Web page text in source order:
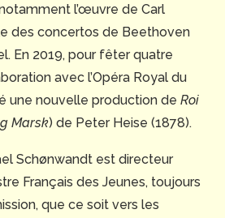
l’œuvre de Carl
des concertos de Beethoven
En 2019, pour fêter quatre
avec l’Opéra Royal du
une nouvelle production de Roi
Marsk) de Peter Heise (1878).
Schønwandt est directeur
Français des Jeunes, toujours
que ce soit vers les